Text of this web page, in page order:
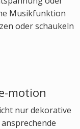
Musikfunktion
oder schaukeln
motion
nur dekorative